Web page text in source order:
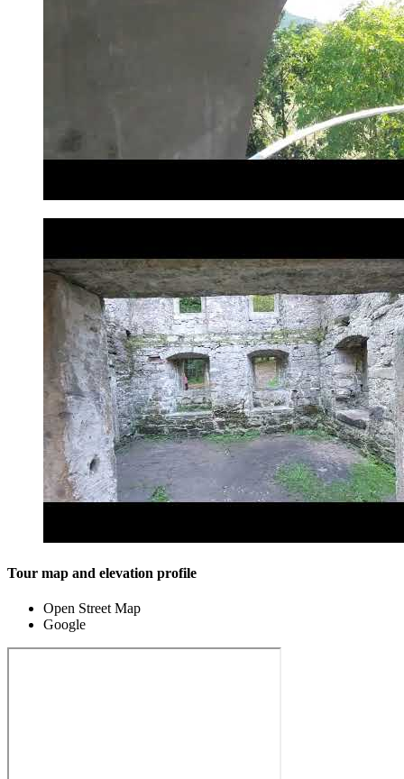
Tour map and elevation profile
Open Street Map
Google